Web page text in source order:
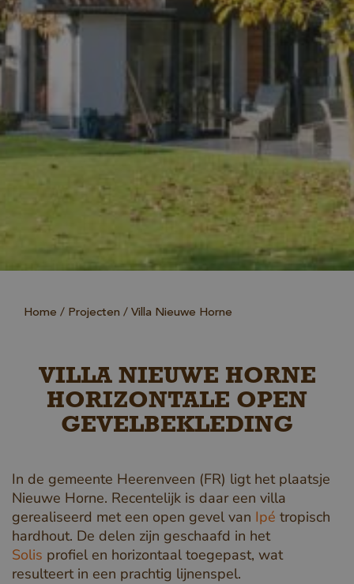
Home Projecten Villa Nieuwe Horne
VILLA NIEUWE HORNE
HORIZONTALE OPEN
GEVELBEKLEDING
In de gemeente Heerenveen (FR) ligt het plaatsje
Nieuwe Horne. Recentelijk is daar een villa
gerealiseerd met een open gevel van Ipé tropisch
hardhout. De delen zijn geschaafd in het
Solis profiel en horizontaal toegepast, wat
resulteert in een prachtig lijnenspel.